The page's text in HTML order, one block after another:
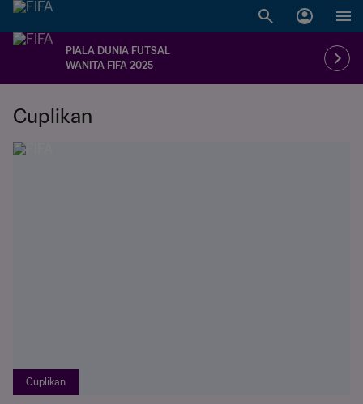
PIALA DUNIA FUTSAL
WANITA FIFA 2025
Cuplikan
Cuplikan